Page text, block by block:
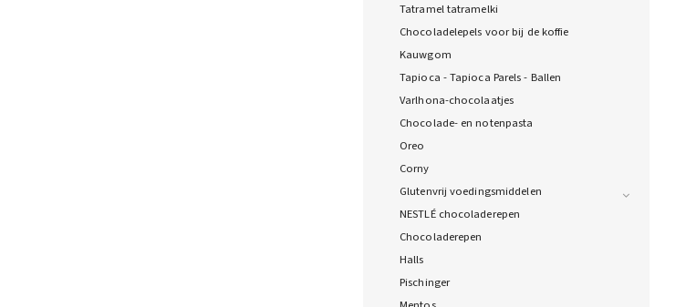
Tatramel tatramelki
Chocoladelepels voor bij de koffie
Kauwgom
Tapioca - Tapioca Parels - Ballen
Varlhona-chocolaatjes
Chocolade- en notenpasta
Oreo
Corny
Glutenvrij voedingsmiddelen
NESTLÉ chocoladerepen
Chocoladerepen
Halls
Pischinger